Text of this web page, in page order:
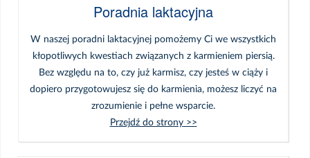
Poradnia laktacyjna
W naszej poradni laktacyjnej pomożemy Ci we wszystkich
kłopotliwych kwestiach związanych z karmieniem piersią.
Bez względu na to, czy już karmisz, czy jesteś w ciąży i
dopiero przygotowujesz się do karmienia, możesz liczyć na
zrozumienie i pełne wsparcie.
Przejdź do strony >>